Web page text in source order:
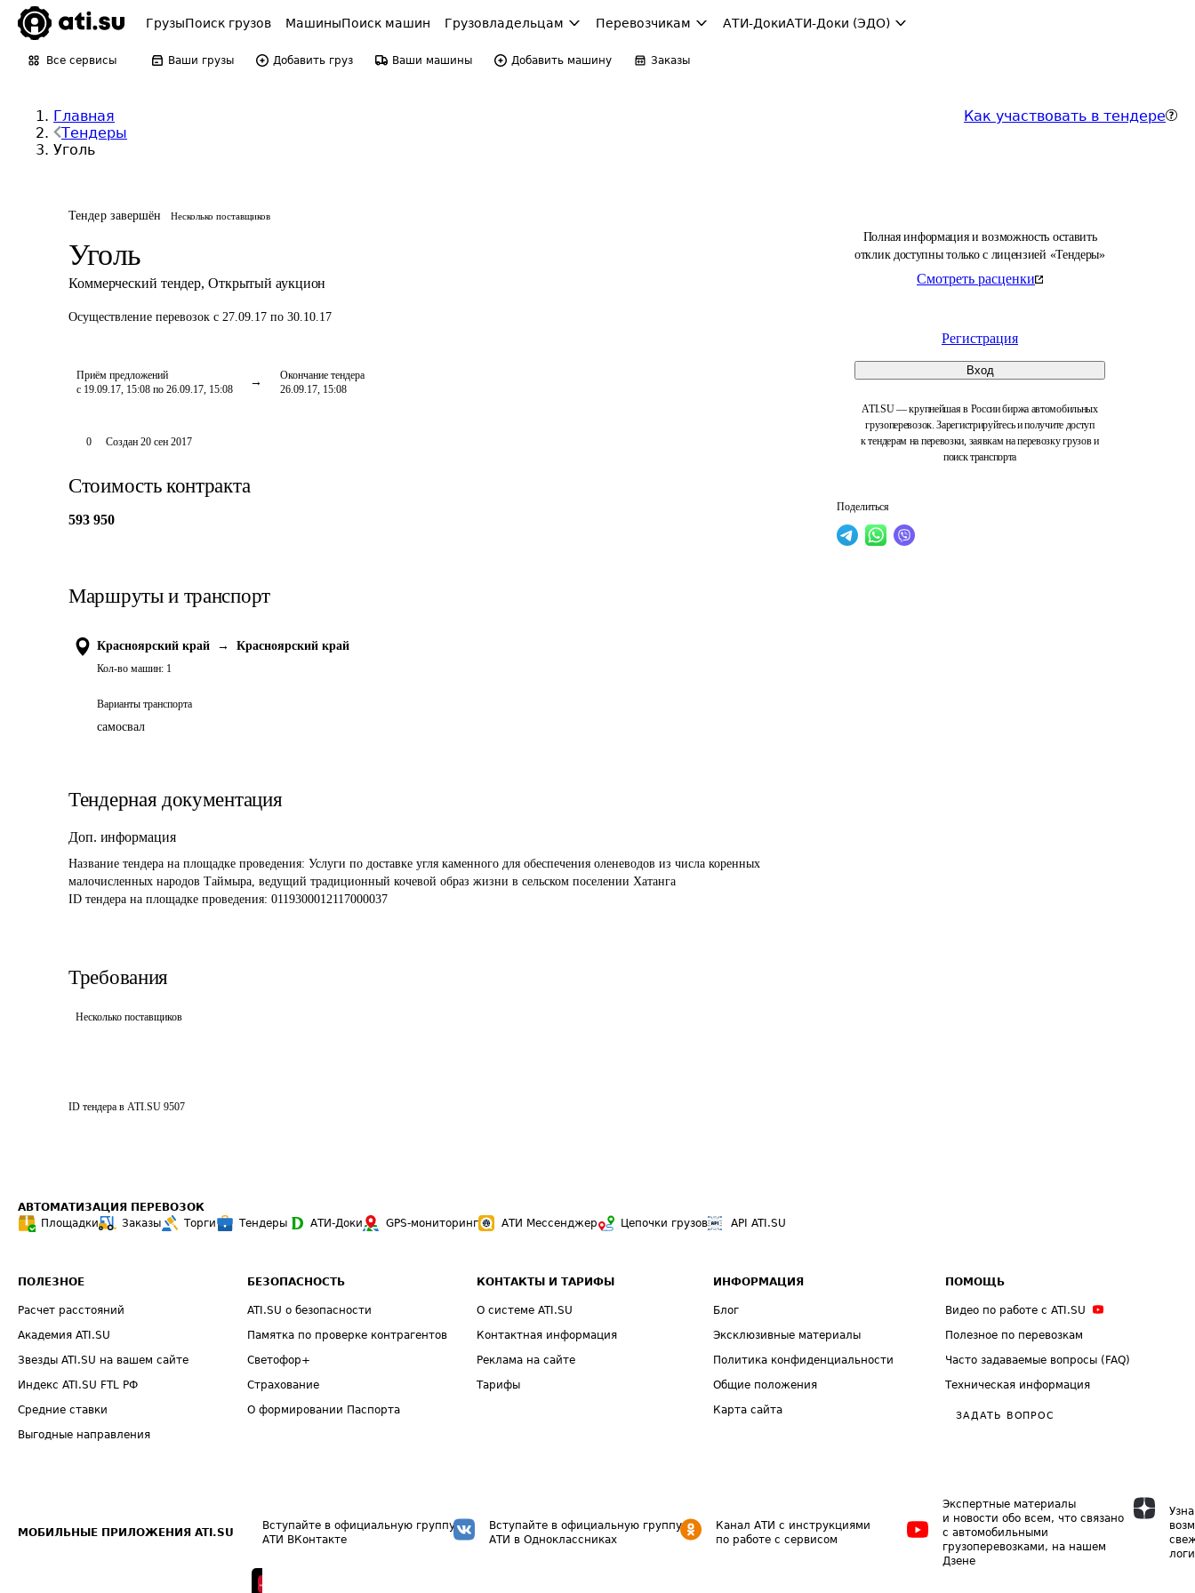
ГрузыПоиск грузов МашиныПоиск машин Грузовладельцам Перевозчикам АТИ-ДокиАТИ-Доки (ЭДО)
Все сервисы Ваши грузы Добавить груз Ваши машины Добавить машину Заказы
Главная
Тендеры
Уголь
Как участвовать в тендере
Тендер завершён Несколько поставщиков
Уголь
Коммерческий тендер, Открытый аукцион
Осуществление перевозок с 27.09.17 по 30.10.17
Приём предложений
с 19.09.17, 15:08 по 26.09.17, 15:08
Окончание тендера
26.09.17, 15:08
Полная информация и возможность оставить
отклик доступны только с лицензией «Тендеры»
Смотреть расценки
Регистрация
Вход
ATI.SU — крупнейшая в России биржа автомобильных
грузоперевозок. Зарегистрируйтесь и получите доступ
к тендерам на перевозки, заявкам на перевозку грузов и
поиск транспорта
Поделиться
0 Создан 20 сен 2017
Стоимость контракта
593 950
Маршруты и транспорт
Красноярский край → Красноярский край
Кол-во машин: 1
Варианты транспорта
самосвал
Тендерная документация
Доп. информация
Название тендера на площадке проведения: Услуги по доставке угля каменного для обеспечения оленеводов из числа коренных
малочисленных народов Таймыра, ведущий традиционный кочевой образ жизни в сельском поселении Хатанга
ID тендера на площадке проведения: 0119300012117000037
Требования
Несколько поставщиков
ID тендера в ATI.SU 9507
АВТОМАТИЗАЦИЯ ПЕРЕВОЗОК
Площадки
Заказы Торги Тендеры АТИ-Доки GPS-мониторинг АТИ Мессенджер Цепочки грузов API ATI.SU
ПОЛЕЗНОЕ
Расчет расстояний
Академия ATI.SU
Звезды ATI.SU на вашем сайте
Индекс ATI.SU FTL РФ
Средние ставки
Выгодные направления
БЕЗОПАСНОСТЬ
ATI.SU о безопасности
Памятка по проверке контрагентов
Светофор+
Страхование
О формировании Паспорта
КОНТАКТЫ И ТАРИФЫ
О системе ATI.SU
Контактная информация
Реклама на сайте
Тарифы
ИНФОРМАЦИЯ
Блог
Эксклюзивные материалы
Политика конфиденциальности
Общие положения
Карта сайта
ПОМОЩЬ
Видео по работе с ATI.SU
Полезное по перевозкам
Часто задаваемые вопросы (FAQ)
Техническая информация
ЗАДАТЬ ВОПРОС
МОБИЛЬНЫЕ ПРИЛОЖЕНИЯ ATI.SU
Вступайте в официальную группу
АТИ ВКонтакте
Вступайте в официальную группу
АТИ в Одноклассниках
Канал АТИ с инструкциями
по работе с сервисом
Экспертные материалы
и новости обо всем, что связано
с автомобильными
грузоперевозками, на нашем
Дзене